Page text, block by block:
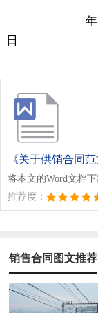
_________
日
《关于供销合同范
将本文的Word文档
推荐度：
销售合同图文推荐